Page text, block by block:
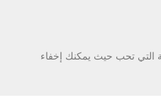
التي تحب حيث يمكنك إخفاء